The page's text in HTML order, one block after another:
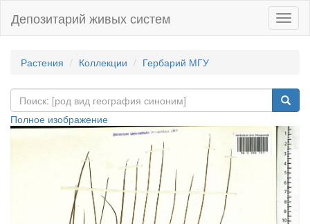
Депозитарий живых систем
Растения Коллекции Гербарий МГУ
Полное изображение